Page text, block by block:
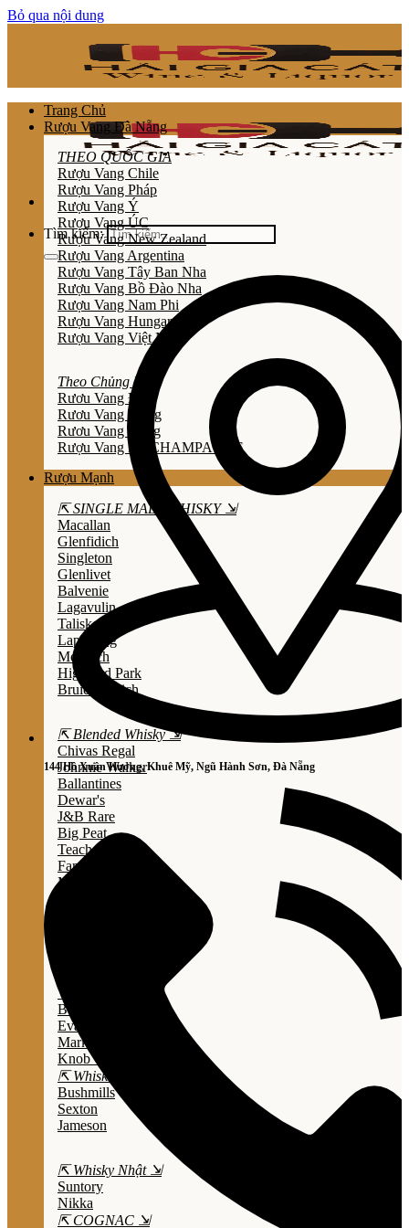
Bỏ qua nội dung
Tìm kiếm:
144 Hồ Xuân Hương, Khuê Mỹ, Ngũ Hành Sơn, Đà Nẵng
Trang Chủ
Rượu Vang Đà Nẵng
THEO QUỐC GIA
Rượu Vang Chile
Rượu Vang Pháp
Rượu Vang Ý
Rượu Vang ÚC
Rượu Vang New Zealand
Rượu Vang Argentina
Rượu Vang Tây Ban Nha
Rượu Vang Bồ Đào Nha
Rượu Vang Nam Phi
Rượu Vang Hungary
Rượu Vang Việt Nam
Theo Chủng Loại
Rươu Vang Đỏ
Rươu Vang Trắng
Rươu Vang Hồng
Rượu Vang Nổ/CHAMPAGNE
Rượu Mạnh
⇱ SINGLE MALT WHISKY ⇲
Macallan
Glenfidich
Singleton
Glenlivet
Balvenie
Lagavulin
Talisker
Laphroaig
Mortlach
Highland Park
Bruichladdich
⇱ Blended Whisky ⇲
Chivas Regal
Johnnie Walker
Ballantines
Dewar's
J&B Rare
Big Peat
Teacher's
Famous Grouse
Monkey Shouder
Wild Turkey
Bulleit Bourbon
Evan Williams
Marker's Mark
Knob Creek
⇱ Whiskey Ailen ⇲
Bushmills
Sexton
Jameson
⇱ Whisky Nhật ⇲
Suntory
Nikka
⇱ COGNAC ⇲